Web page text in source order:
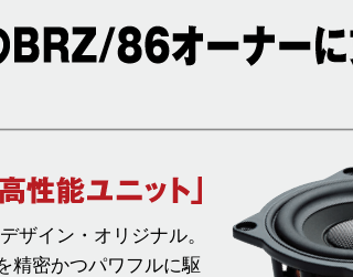
ザイン・オリジナル。
精密かつパワフルに駆